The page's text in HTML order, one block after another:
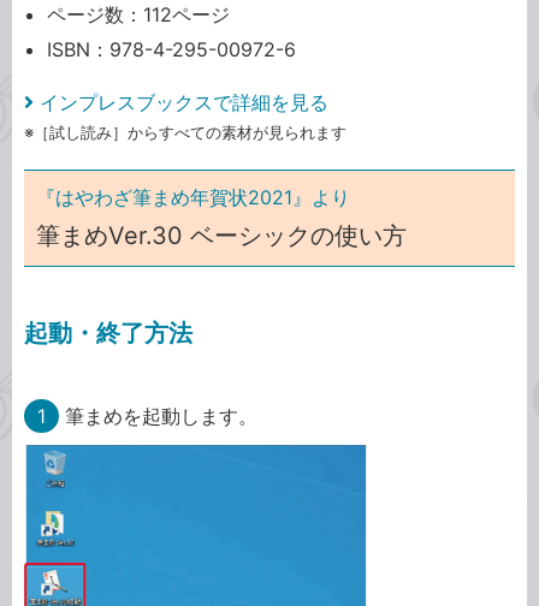
ページ数：112ページ
ISBN：978-4-295-00972-6
インプレスブックスで詳細を見る
※［試し読み］からすべての素材が見られます
『はやわざ筆まめ年賀状2021』より
筆まめVer.30 ベーシックの使い方
起動・終了方法
1 筆まめを起動します。